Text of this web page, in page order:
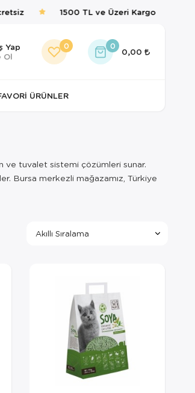
1500 TL ve Üzeri Kargo Ücretsiz
Yap
Ol
0 0
0,00
ÜRÜNLER
ve tuvalet sistemi çözümleri sunar.
Bursa merkezli mağazamız, Türkiye